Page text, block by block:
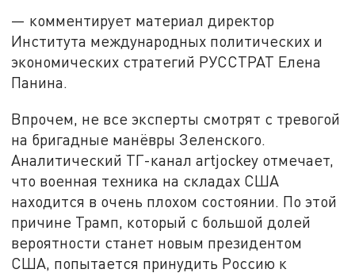
— комментирует материал директор
Института международных политических и
экономических стратегий РУССТРАТ Елена
Панина.
Впрочем, не все эксперты смотрят с тревогой
на бригадные манёвры Зеленского.
Аналитический ТГ-канал artjockey отмечает,
что военная техника на складах США
находится в очень плохом состоянии. По этой
причине Трамп, который с большой долей
вероятности станет новым президентом
США, попытается принудить Россию к